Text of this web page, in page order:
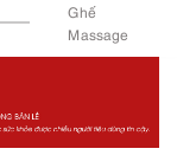
Ghế
Massage